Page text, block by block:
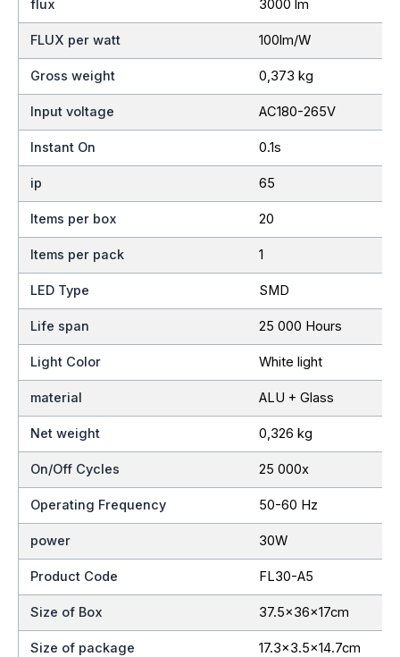
flux 3000 lm
FLUX per watt 100lm/W
Gross weight 0,373 kg
Input voltage AC180-265V
Instant On 0.1s
ip 65
Items per box 20
Items per pack 1
LED Type SMD
Life span 25 000 Hours
Light Color White light
material ALU + Glass
Net weight 0,326 kg
On/Off Cycles 25 000x
Operating Frequency 50-60 Hz
power 30W
Product Code FL30-A5
Size of Box 37.5x36x17cm
Size of package 17.3×3.5×14.7cm